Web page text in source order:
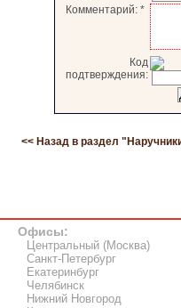
Комментарий: *
Код
подтверждения:
<< Назад в раздел "
Офисы:
Центральный (Москва)
Санкт-Петербург
Екатеринбург
Челябинск
Нижний Новгород